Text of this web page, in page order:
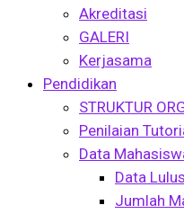
Akreditasi
GALERI
Kerjasama
Pendidikan
STRUKTUR
Penilaian
Data
Data
Jumlah